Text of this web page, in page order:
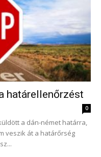
határellenőrzést
0
a dán-német határra,
veszik át a határőrség